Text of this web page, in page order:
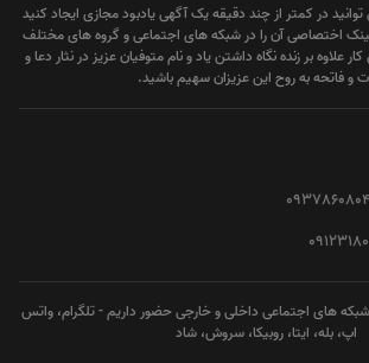
در کمتر از چند دقیقه یک آگهی یادبود مجازی ایجاد کنید
اختصاصی آن را در شبکه های اجتماعی و گروه های مختلف
علاوه بر زنده نگاه داشتن یاد و نام متوفیان عزیز در نثار دعا و
و فاتحه به روح این عزیزان سهیم باشید.
های اجتماعی داخلی و خارجی حضور داریم - تلگرام، واتس
اپ، بله، ایتا، روبیکا، سروش، شاد